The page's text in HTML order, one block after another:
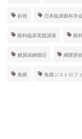
斜視 日本臨床眼科学
眼科臨床実践講座 眼
糖尿病網膜症 網膜芽
角膜 角膜ジストロフィ